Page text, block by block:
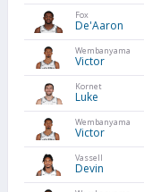
Fox
De'Aaron
Wembanyama
Victor
Kornet
Luke
Wembanyama
Victor
Vassell
Devin